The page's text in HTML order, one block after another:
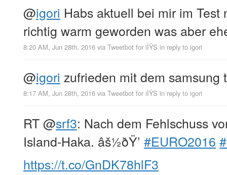
@igori Habs aktuell bei mir im Test
richtig warm geworden was aber
8:20 AM, Jun 28th, 2016 via Tweetbot for iÎŸS in reply to igori
@igori zufrieden mit dem samsung
8:17 AM, Jun 28th, 2016 via Tweetbot for iÎŸS in reply to igori
RT@srf3: Nach dem Fehlschuss
Island-Haka. âš½ðŸ’ #EURO2016
https://t.co/GnDK78hlF3